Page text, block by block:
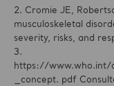
2. Cromie JE,
musculoskeletal
severity, risks, and
3.
https://www.who.int/
_concept. pdf